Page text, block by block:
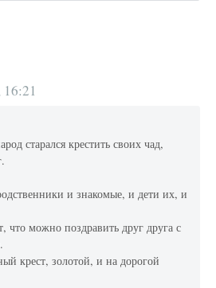
старался крестить своих чад,
и знакомые, и дети их, и
что можно поздравить друг друга с
крест, золотой, и на дорогой